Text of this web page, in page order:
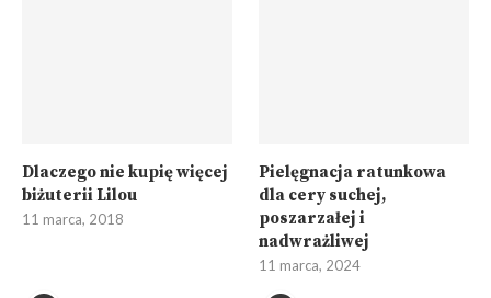
Dlaczego nie kupię więcej
biżuterii Lilou
11 marca, 2018
Pielęgnacja ratunkowa
dla cery suchej,
poszarzałej i
nadwrażliwej
11 marca, 2024